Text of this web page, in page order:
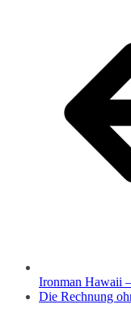
Ironman Hawaii
Die Rechnung